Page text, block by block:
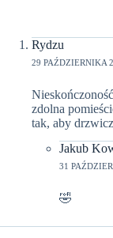
Rydzu
29 PAŹDZIERNIKA
zdolna
tak, aby
Jakub
31
🤣